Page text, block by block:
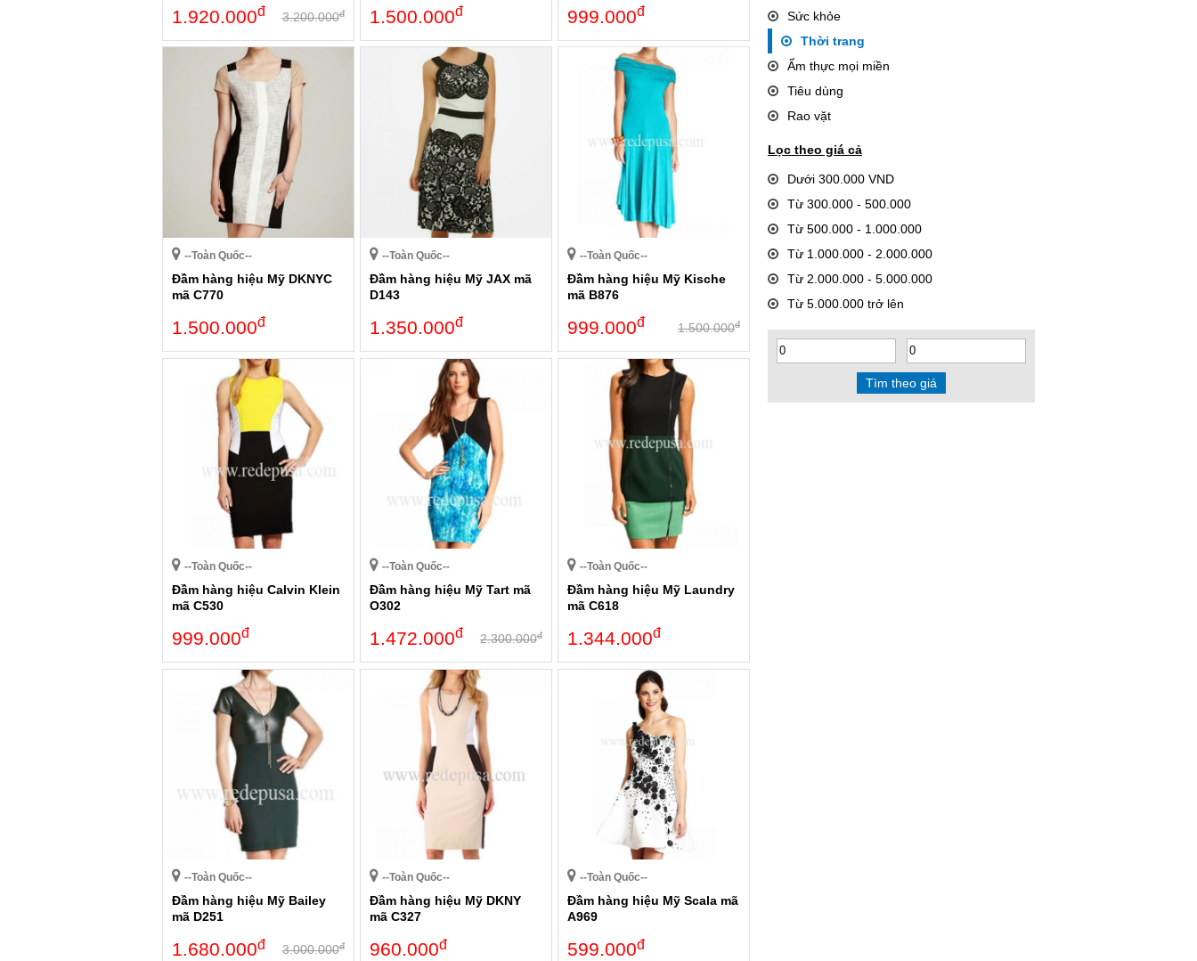
1.920.000đ 3.200.000đ 1.500.000đ 999.000đ
--Toàn Quốc--
Đầm hàng hiệu Mỹ DKNYC
mã C770
1.500.000đ
--Toàn Quốc--
Đầm hàng hiệu Mỹ JAX mã
D143
1.350.000đ
--Toàn Quốc--
Đầm hàng hiệu Mỹ Kische
mã B876
999.000đ 1.500.000đ
--Toàn Quốc--
Đầm hàng hiệu Calvin Klein
mã C530
999.000đ
--Toàn Quốc--
Đầm hàng hiệu Mỹ Tart mã
O302
1.472.000đ 2.300.000đ
--Toàn Quốc--
Đầm hàng hiệu Mỹ Laundry
mã C618
1.344.000đ
--Toàn Quốc--
Đầm hàng hiệu Mỹ Bailey
mã D251
1.680.000đ 3.000.000đ
--Toàn Quốc--
Đầm hàng hiệu Mỹ DKNY
mã C327
960.000đ
--Toàn Quốc--
Đầm hàng hiệu Mỹ Scala mã
A969
599.000đ
Sức khỏe
Thời trang
Ẩm thực mọi miền
Tiêu dùng
Rao vặt
Lọc theo giá cả
Dưới 300.000 VND
Từ 300.000 - 500.000
Từ 500.000 - 1.000.000
Từ 1.000.000 - 2.000.000
Từ 2.000.000 - 5.000.000
Từ 5.000.000 trở lên